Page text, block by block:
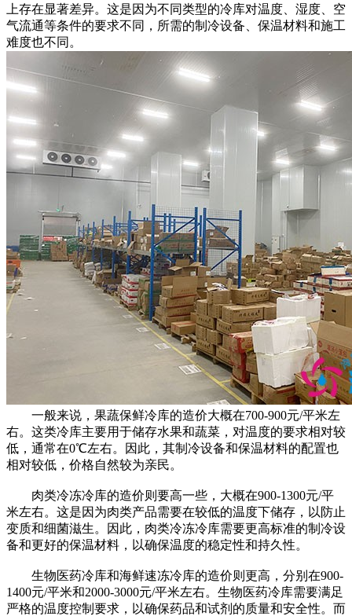
上存在显著差异。这是因为不同类型的冷库对温度、湿度、空
气流通等条件的要求不同，所需的制冷设备、保温材料和施工
难度也不同。
一般来说，果蔬保鲜冷库的造价大概在700-900元/平米左
右。这类冷库主要用于储存水果和蔬菜，对温度的要求相对较
低，通常在0℃左右。因此，其制冷设备和保温材料的配置也
相对较低，价格自然较为亲民。
肉类冷冻冷库的造价则要高一些，大概在900-1300元/平
米左右。这是因为肉类产品需要在较低的温度下储存，以防止
变质和细菌滋生。因此，肉类冷冻冷库需要更高标准的制冷设
备和更好的保温材料，以确保温度的稳定性和持久性。
生物医药冷库和海鲜速冻冷库的造价则更高，分别在900-
1400元/平米和2000-3000元/平米左右。生物医药冷库需要满足
严格的温度控制要求，以确保药品和试剂的质量和安全性。而